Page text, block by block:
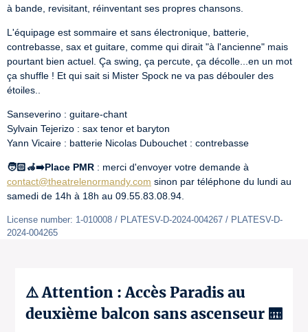
à bande, revisitant, réinventant ses propres chansons.
L'équipage est sommaire et sans électronique, batterie,
contrebasse, sax et guitare, comme qui dirait "à l'ancienne" mais
pourtant bien actuel. Ça swing, ça percute, ça décolle...en un mot
ça shuffle ! Et qui sait si Mister Spock ne va pas débouler des
étoiles..
Sanseverino : guitare-chant
Sylvain Tejerizo : sax tenor et baryton
Yann Vicaire : batterie Nicolas Dubouchet : contrebasse
🧑🏻‍🦽‍➡️Place PMR
contact@theatrelenormandy.com sinon par téléphone du lundi au
samedi de 14h à 18h au 09.55.83.08.94.
License number: 1-010008 / PLATESV-D-2024-004267 / PLATESV-D-
2024-004265
⚠️ Attention : Accès Paradis au
deuxième balcon sans ascenseur 🛗